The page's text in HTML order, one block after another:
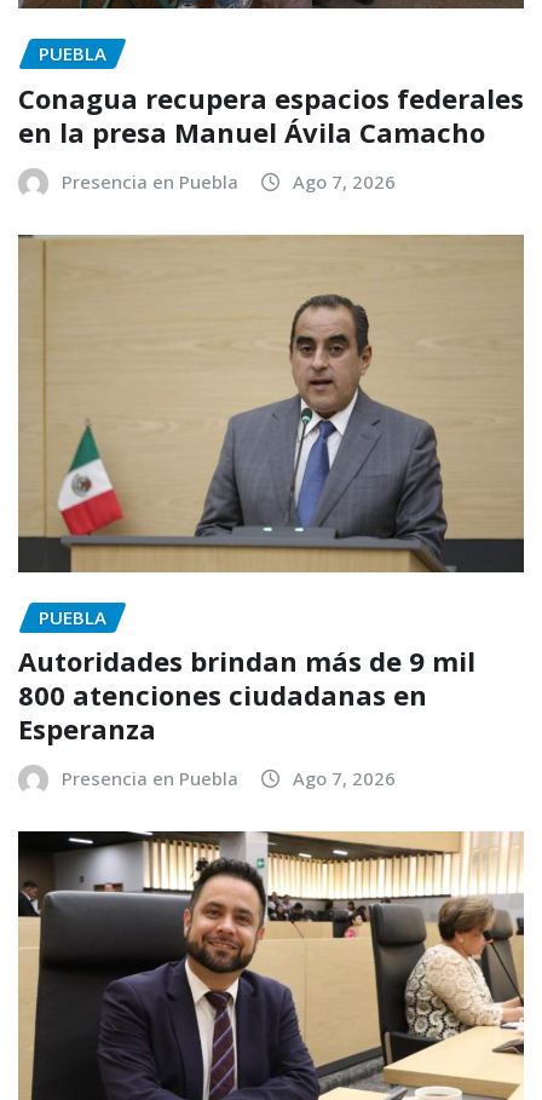
PUEBLA
Conagua recupera espacios federales
en la presa Manuel Ávila Camacho
Presencia en Puebla Ago 7, 2026
PUEBLA
Autoridades brindan más de 9 mil
800 atenciones ciudadanas en
Esperanza
Presencia en Puebla Ago 7, 2026